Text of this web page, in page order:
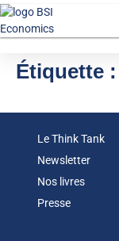
Étiquette :
Le Think Tank
Newsletter
Nos livres
Presse